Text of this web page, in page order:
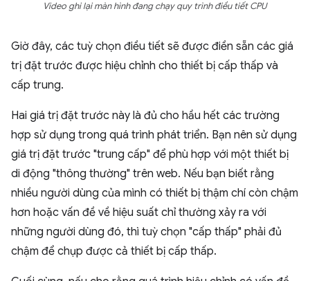
Video ghi lại màn hình đang chạy quy trình điều tiết CPU
Giờ đây, các tuỳ chọn điều tiết sẽ được điền sẵn các giá
trị đặt trước được hiệu chỉnh cho thiết bị cấp thấp và
cấp trung.
Hai giá trị đặt trước này là đủ cho hầu hết các trường
hợp sử dụng trong quá trình phát triển. Bạn nên sử dụng
giá trị đặt trước "trung cấp" để phù hợp với một thiết bị
di động "thông thường" trên web. Nếu bạn biết rằng
nhiều người dùng của mình có thiết bị thậm chí còn chậm
hơn hoặc vấn đề về hiệu suất chỉ thường xảy ra với
những người dùng đó, thì tuỳ chọn "cấp thấp" phải đủ
chậm để chụp được cả thiết bị cấp thấp.